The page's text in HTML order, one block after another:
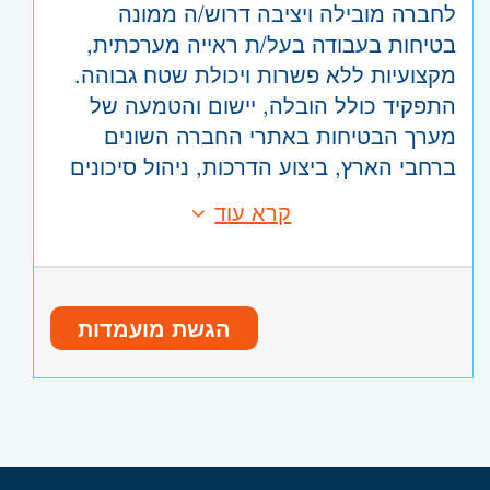
לחברה מובילה ויציבה דרוש/ה ממונה
בטיחות בעבודה בעל/ת ראייה מערכתית,
מקצועיות ללא פשרות ויכולת שטח גבוהה.
התפקיד כולל הובלה, יישום והטמעה של
מערך הבטיחות באתרי החברה השונים
ברחבי הארץ, ביצוע הדרכות, ניהול סיכונים
מה כולל התפקיד?
באתרי ומתקני החברה בפריסה ארצית.
עריכת סקרי סיכונים, מבדקי בטיחות
תקופתיים והפקת דוחות בהתאם לחוק.
חקירת אירועי בטיחות, הפקת לקחים
תעודת ממונה בטיחות בתוקף מטעם
מנהל הבטיחות והבריאות התעסוקתית –
הסמכות נוספות (כגון: ממונה אש,
קרא עוד
הגשת מועמדות